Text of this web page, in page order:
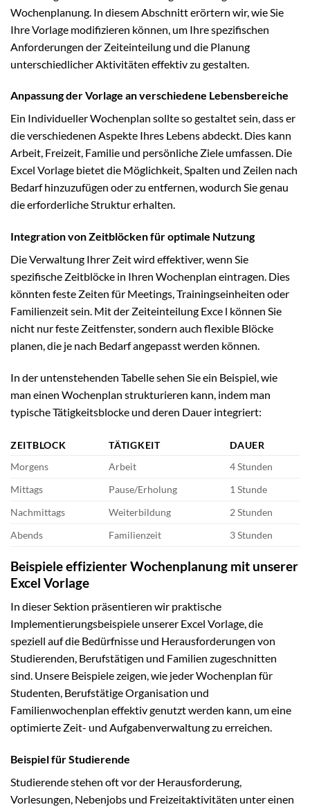
Wochenplanung. In diesem Abschnitt erörtern wir, wie Sie
Ihre Vorlage modifizieren können, um Ihre spezifischen
Anforderungen der Zeiteinteilung und die Planung
unterschiedlicher Aktivitäten effektiv zu gestalten.
Anpassung der Vorlage an verschiedene Lebensbereiche
Ein Individueller Wochenplan sollte so gestaltet sein, dass er
die verschiedenen Aspekte Ihres Lebens abdeckt. Dies kann
Arbeit, Freizeit, Familie und persönliche Ziele umfassen. Die
Excel Vorlage bietet die Möglichkeit, Spalten und Zeilen nach
Bedarf hinzuzufügen oder zu entfernen, wodurch Sie genau
die erforderliche Struktur erhalten.
Integration von Zeitblöcken für optimale Nutzung
Die Verwaltung Ihrer Zeit wird effektiver, wenn Sie
spezifische Zeitblöcke in Ihren Wochenplan eintragen. Dies
könnten feste Zeiten für Meetings, Trainingseinheiten oder
Familienzeit sein. Mit der Zeiteinteilung Exce l können Sie
nicht nur feste Zeitfenster, sondern auch flexible Blöcke
planen, die je nach Bedarf angepasst werden können.
In der untenstehenden Tabelle sehen Sie ein Beispiel, wie
man einen Wochenplan strukturieren kann, indem man
typische Tätigkeitsblocke und deren Dauer integriert:
ZEITBLOCK TÄTIGKEIT
DAUER
Morgens
Arbeit
4 Stunden
Mittags
Pause/Erholung
1 Stunde
Nachmittags
Weiterbildung
2 Stunden
Abends
Familienzeit 3 Stunden
Beispiele effizienter Wochenplanung mit unserer
Excel Vorlage
In dieser Sektion präsentieren wir praktische
Implementierungsbeispiele unserer Excel Vorlage, die
speziell auf die Bedürfnisse und Herausforderungen von
Studierenden, Berufstätigen und Familien zugeschnitten
sind. Unsere Beispiele zeigen, wie jeder Wochenplan für
Studenten, Berufstätige Organisation und
Familienwochenplan effektiv genutzt werden kann, um eine
optimierte Zeit- und Aufgabenverwaltung zu erreichen.
Beispiel für Studierende
Studierende stehen oft vor der Herausforderung,
Vorlesungen, Nebenjobs und Freizeitaktivitäten unter einen